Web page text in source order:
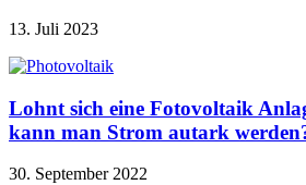
13. Juli 2023
Lohnt sich eine Fotovoltaik
kann man Strom autark
30. September 2022